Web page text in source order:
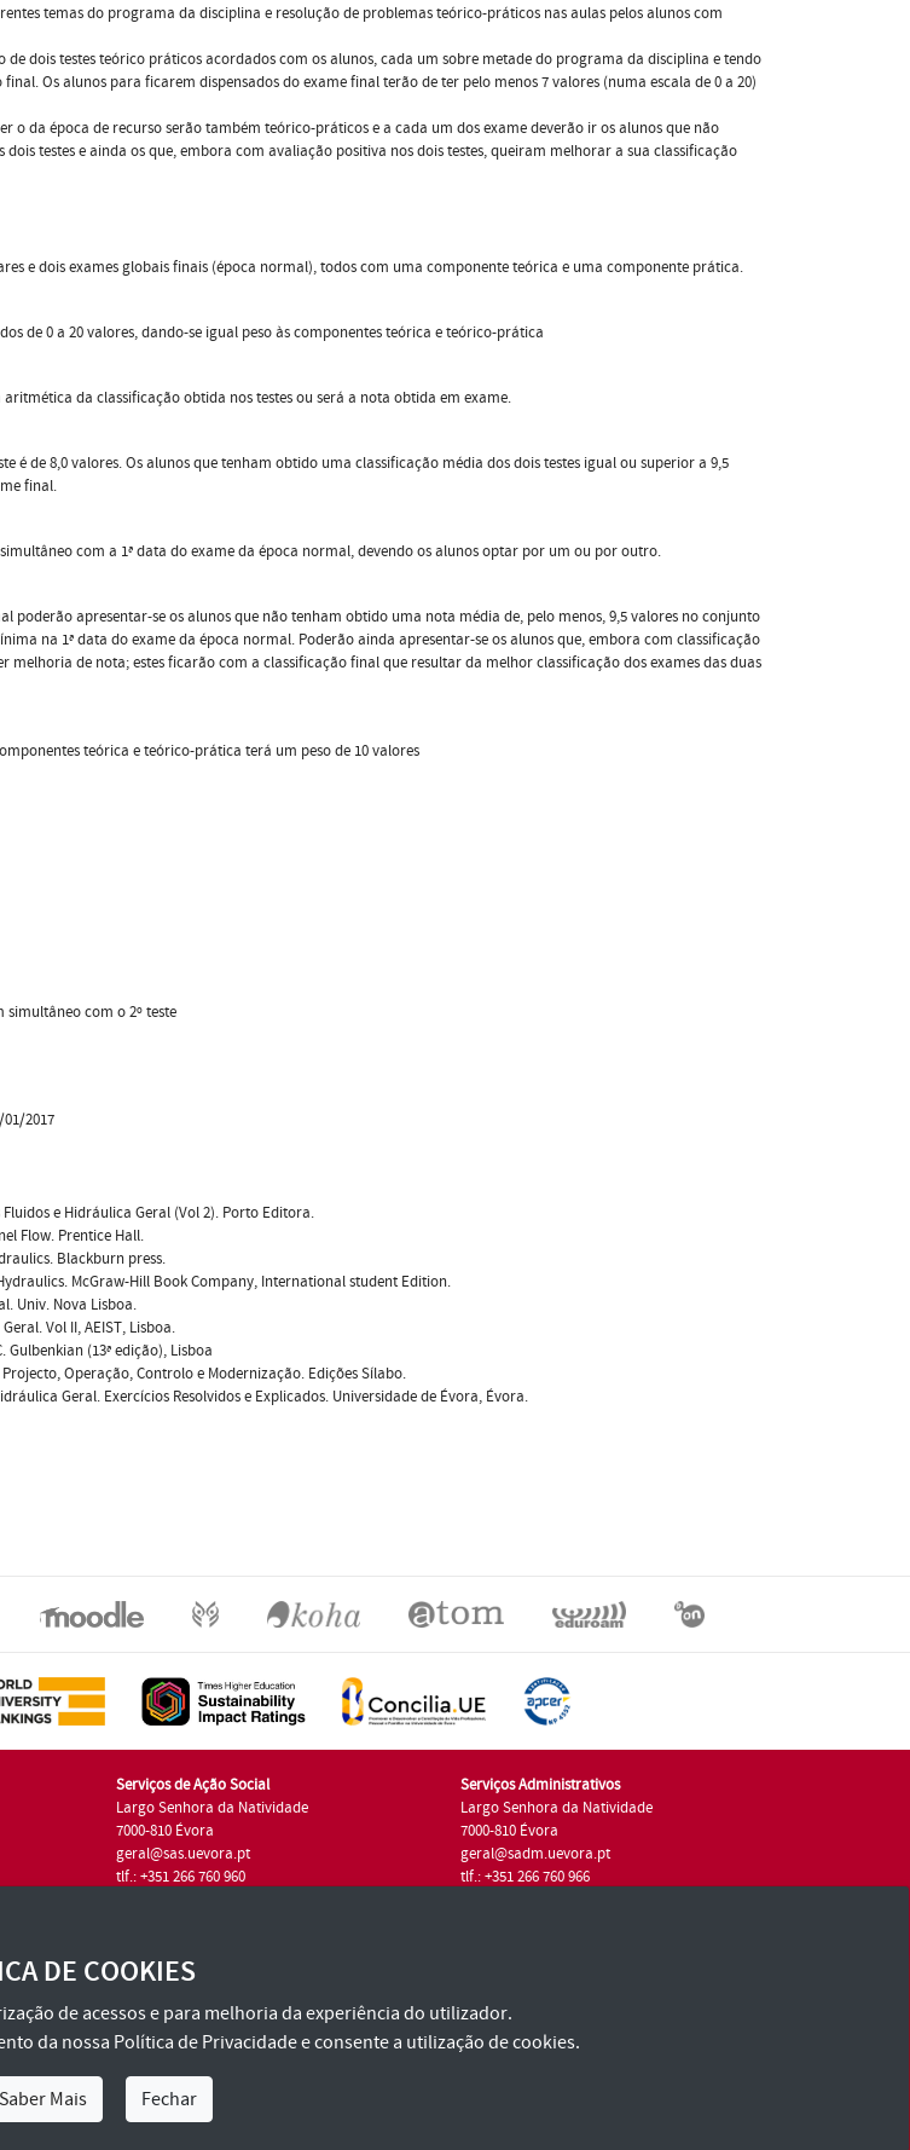
temas do programa da disciplina e resolução de problemas teórico-práticos nas aulas pelos alunos com
dois testes teórico práticos acordados com os alunos, cada um sobre metade do programa da disciplina e tendo
Os alunos para ficarem dispensados do exame final terão de ter pelo menos 7 valores (numa escala de 0 a 20)
o da época de recurso serão também teórico-práticos e a cada um dos exame deverão ir os alunos que não
testes e ainda os que, embora com avaliação positiva nos dois testes, queiram melhorar a sua classificação
e dois exames globais finais (época normal), todos com uma componente teórica e uma componente prática.
de 0 a 20 valores, dando-se igual peso às componentes teórica e teórico-prática
da classificação obtida nos testes ou será a nota obtida em exame.
é de 8,0 valores. Os alunos que tenham obtido uma classificação média dos dois testes igual ou superior a 9,5
final.
com a 1ª data do exame da época normal, devendo os alunos optar por um ou por outro.
poderão apresentar-se os alunos que não tenham obtido uma nota média de, pelo menos, 9,5 valores no conjunto
na 1ª data do exame da época normal. Poderão ainda apresentar-se os alunos que, embora com classificação
melhoria de nota; estes ficarão com a classificação final que resultar da melhor classificação dos exames das duas
teórica e teórico-prática terá um peso de 10 valores
simultâneo com o 2º teste
2017
Fluidos e Hidráulica Geral (Vol 2). Porto Editora.
Flow. Prentice Hall.
Blackburn press.
Hydraulics. McGraw-Hill Book Company, International student Edition.
Univ. Nova Lisboa.
Vol II, AEIST, Lisboa.
Gulbenkian (13ª edição), Lisboa
Projecto, Operação, Controlo e Modernização. Edições Sílabo.
Geral. Exercícios Resolvidos e Explicados. Universidade de Évora, Évora.
Serviços de Ação Social
Largo Senhora da Natividade
7000-810 Évora
geral@sas.uevora.pt
tlf.: +351 266 760 960
Serviços Administrativos
Largo Senhora da Natividade
7000-810 Évora
geral@sadm.uevora.pt
tlf.: +351 266 760 966
DE COOKIES
de acessos e para melhoria da experiência do utilizador.
da nossa Política de Privacidadee consente a utilização de cookies.
Saber Mais Fechar